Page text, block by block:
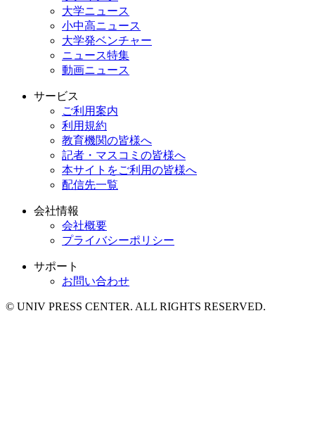
大学ニュース
小中高ニュース
大学発ベンチャー
ニュース特集
動画ニュース
サービス
ご利用案内
利用規約
教育機関の皆様へ
記者・マスコミの皆様へ
本サイトをご利用の皆様へ
配信先一覧
会社情報
会社概要
プライバシーポリシー
サポート
お問い合わせ
© UNIV PRESS CENTER. ALL RIGHTS RESERVED.